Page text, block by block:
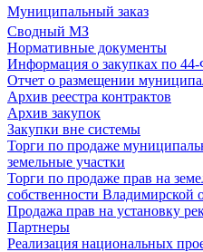
Муниципальный заказ
Сводный МЗ
Нормативные документы
Информация о закупках по
Отчет о размещении
Архив реестра контрактов
Архив закупок
Закупки вне системы
Торги по продаже
земельные участки
Торги по продаже прав на
собственности Владимирской
Продажа прав на установку
Партнеры
Реализация национальных